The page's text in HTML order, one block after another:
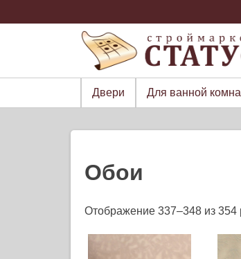
to
Двери Для ванной
Обои
Отображение 337–348 из 354